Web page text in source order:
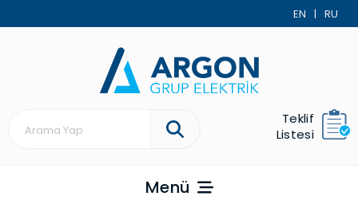
EN | RU
Teklif
Listesi
Menü